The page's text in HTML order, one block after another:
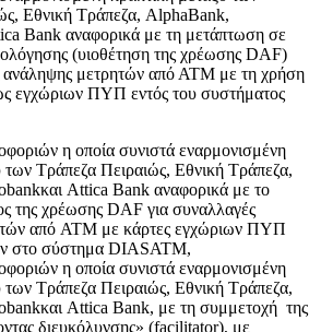
Εθνική Τράπεζα, AlphaBank,
Bank αναφορικά με τη μετάπτωση σε
(υιοθέτηση της χρέωσης DAF)
ανάληψης μετρητών από ΑΤΜ με τη χρήση
εγχώριων ΠΥΠ εντός του συστήματος
η οποία συνιστά εναρμονισμένη
των Τράπεζα Πειραιώς, Εθνική Τράπεζα,
Attica Bank αναφορικά με το
της χρέωσης DAF για συναλλαγές
από ATM με κάρτες εγχώριων ΠΥΠ
στο σύστημα DIASATM,
η οποία συνιστά εναρμονισμένη
των Τράπεζα Πειραιώς, Εθνική Τράπεζα,
Attica Bank, με τη συμμετοχή της
διευκόλυνσης» (facilitator), με